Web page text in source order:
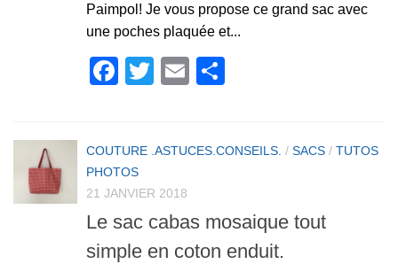
Paimpol! Je vous propose ce grand sac avec
une poches plaquée et...
Facebook
TwitterEmail
COUTURE .ASTUCES.CONSEILS. / SACS / TUTOS
PHOTOS
21 JANVIER 2018
Le sac cabas mosaique tout
simple en coton enduit.